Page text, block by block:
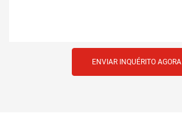
ENVIAR INQUÉRITO AGORA